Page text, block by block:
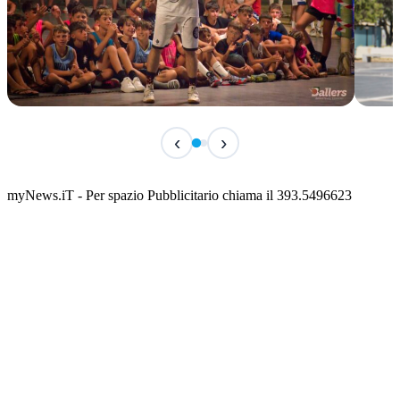
Classic Contest 3vs3 Memorial Michele
📅 6 Agosto 2026 · 09:00 · 📍 Lungomare C. Colombo
‹ ›
myNews.iT - Per spazio Pubblicitario chiama il 393.5496623